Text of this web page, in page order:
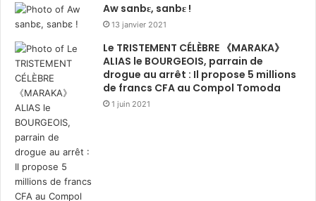
Aw sanbɛ, sanbɛ !
13 janvier 2021
Le TRISTEMENT CÉLÈBRE 《MARAKA》
ALIAS le BOURGEOIS, parrain de
drogue au arrêt : Il propose 5 millions
de francs CFA au Compol Tomoda
1 juin 2021